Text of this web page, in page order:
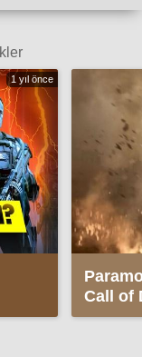
1 yıl önce
Call of